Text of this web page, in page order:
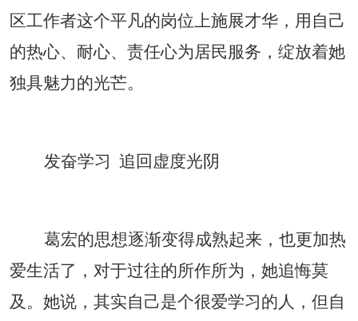
区工作者这个平凡的岗位上施展才华，用自己
的热心、耐心、责任心为居民服务，绽放着她
独具魅力的光芒。
发奋学习 追回虚度光阴
葛宏的思想逐渐变得成熟起来，也更加热
爱生活了，对于过往的所作所为，她追悔莫
及。她说，其实自己是个很爱学习的人，但自